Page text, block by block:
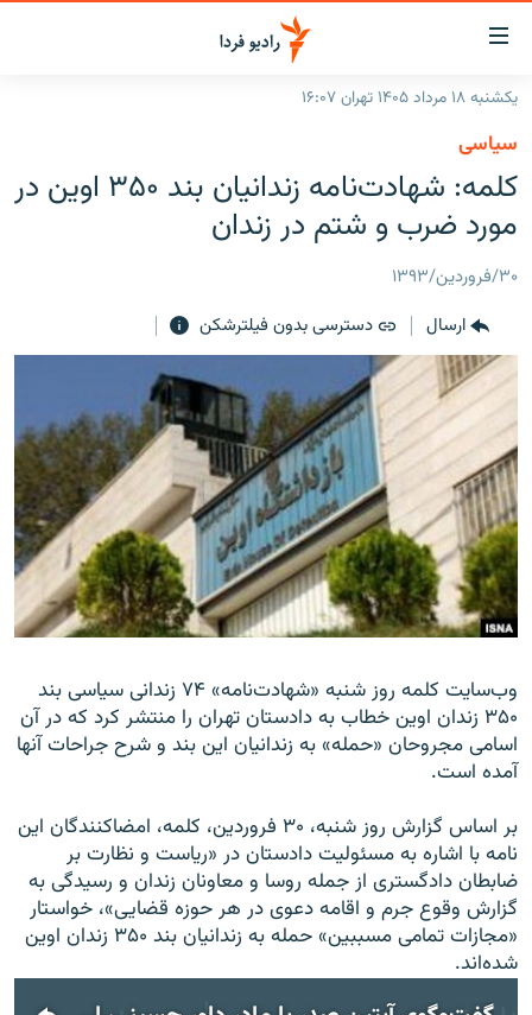
لینک‌های
قابلیت
دسترسی
بازگشت
به
اصلی
رفتن
صفحه
جستجو
ایران
برنامه‌های رادیویی
فرکانس‌ها
پادکست
چندرسانه‌ای
گزارش‌های تصویری
گزارش‌های ویدئویی
زنان فردا
English
به ما بپیوندید
یکشنبه ۱۸ مرداد ۱۴۰۵ تهران ۱۶:۰۷
سیاسی
کلمه: شهادت‌نامه زندانیان بند ۳۵۰ اوین در
مورد ضرب و شتم در زندان
۳۰/فروردین/۱۳۹۳
ارسال
دسترسی بدون فیلترشکن
وب‌سایت کلمه روز شنبه «شهادت‌نامه» ۷۴ زندانی سیاسی بند
۳۵۰ زندان اوین خطاب به دادستان تهران را منتشر کرد که در آن
اسامی مجروحان «حمله» به زندانیان این بند و شرح جراحات آنها
آمده است.
بر اساس گزارش روز شنبه، ۳۰ فروردین، کلمه، امضاکنندگان این
نامه با اشاره به مسئولیت دادستان در «ریاست و نظارت بر
ضابطان دادگستری از جمله روسا و معاونان زندان و رسیدگی به
گزارش وقوع جرم و اقامه دعوی در هر حوزه قضایی»، خواستار
«مجازات تمامی مسببین» حمله به زندانیان بند ۳۵۰ زندان اوین
شده‌اند.